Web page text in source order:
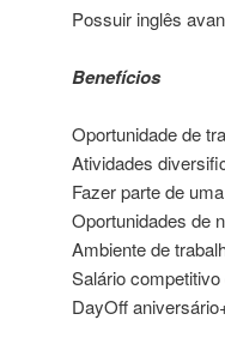
Possuir inglês
Benefícios
Oportunidade de
Atividades
Fazer parte de
Oportunidades de
Ambiente de
Salário
DayOff